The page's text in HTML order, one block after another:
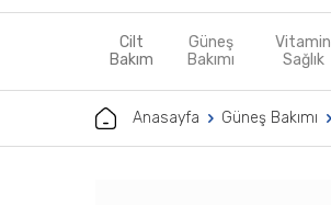
Cilt
Bakım
Güneş
Bakımı
Vitamin
Sağlık
Anasayfa Güneş Bakımı